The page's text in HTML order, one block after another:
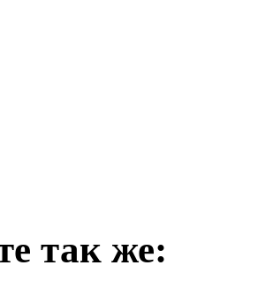
так же: